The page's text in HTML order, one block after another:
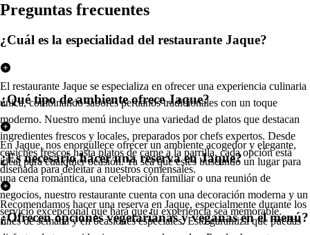
Preguntas frecuentes
¿Cuál es la especialidad del restaurante Jaque?
El restaurante Jaque se especializa en ofrecer una experiencia culinaria
única, combinando sabores peruanos tradicionales con un toque
moderno. Nuestro menú incluye una variedad de platos que destacan
ingredientes frescos y locales, preparados por chefs expertos. Desde
ceviches frescos hasta platos de carne a la parrilla, cada opción está
diseñada para deleitar a nuestros comensales.
¿Qué tipo de ambiente ofrece Jaque?
En Jaque, nos enorgullece ofrecer un ambiente acogedor y elegante,
ideal para cualquier ocasión. Ya sea que estés buscando un lugar para
una cena romántica, una celebración familiar o una reunión de
negocios, nuestro restaurante cuenta con una decoración moderna y un
servicio excepcional que hará que tu experiencia sea memorable.
¿Es necesario hacer una reserva en Jaque?
Recomendamos hacer una reserva en Jaque, especialmente durante los
fines de semana y en ocasiones especiales. Esto garantiza que puedas
¿Ofrecen opciones vegetarianas y veganas en el menú?